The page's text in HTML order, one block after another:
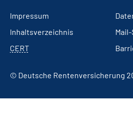
Impressum
Inhaltsverzeichnis
CERT
© Deutsche Rentenversicherung